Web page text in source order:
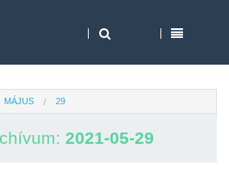
MÁJUS 29
2021-05-29